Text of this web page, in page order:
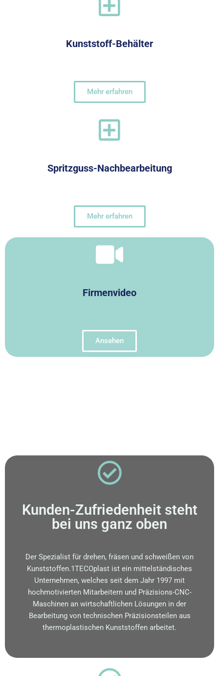
Kunststoff-Behälter
Mehr erfahren
Spritzguss-Nachbearbeitung
Mehr erfahren
Firmenvideo
Ansehen
Kunden-Zufriedenheit steht
bei uns ganz oben
Der Spezialist für drehen, fräsen und schweißen von
Kunststoffen.1TECOplast ist ein mittelständisches
Unternehmen, welches seit dem Jahr 1997 mit
hochmotivierten Mitarbeitern und Präzisions-CNC-
Maschinen an wirtschaftlichen Lösungen in der
Bearbeitung von technischen Präzisionsteilen aus
thermoplastischen Kunststoffen arbeitet.